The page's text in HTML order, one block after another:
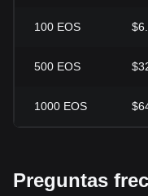
100 EOS
500 EOS
1000 EOS
Preguntas